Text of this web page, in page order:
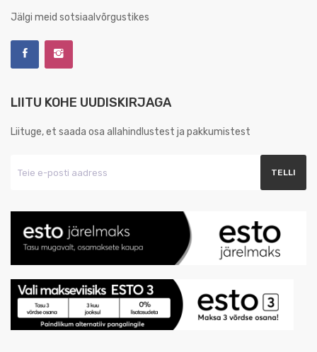
Jälgi meid sotsiaalvõrgustikes
LIITU KOHE UUDISKIRJAGA
Liituge, et saada osa allahindlustest ja pakkumistest